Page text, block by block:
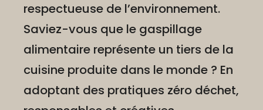
respectueuse de l’environnement.
Saviez-vous que le gaspillage
alimentaire représente un tiers de la
cuisine produite dans le monde ? En
adoptant des pratiques zéro déchet,